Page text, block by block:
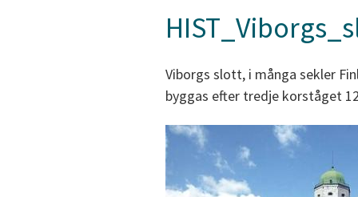
Viborgs slott, i många sekler
byggas efter tredje korståget